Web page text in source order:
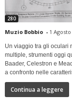
280
Muzio Bobbio - 1
Un viaggio tra gli oculari
multiple, strumenti oggi
Baader, Celestron e
a confronto nelle
Continua a leggere